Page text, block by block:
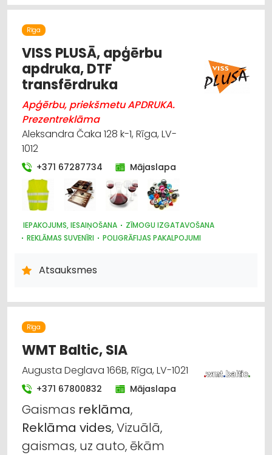
Rīga
VISS PLUSĀ, apģērbu
apdruka, DTF
transfērdruka
Apģērbu, priekšmetu APDRUKA.
Prezentreklāma
Aleksandra Čaka 128 k-1, Rīga, LV-
1012
+371 67287734 Mājaslapa
IEPAKOJUMS, IESAIŅOŠANA
ZĪMOGU IZGATAVOŠANA
REKLĀMAS SUVENĪRI
POLIGRĀFIJAS PAKALPOJUMI
UN APAVI; TIRDZNIECĪBA
Atsauksmes
Rīga
WMT Baltic, SIA
Augusta Deglava 166B, Rīga, LV-1021
+371 67800832 Mājaslapa
Gaismas reklāma,
Reklāma vides, Vizuālā,
gaismas, uz auto, ēkām